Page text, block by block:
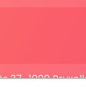
37 , 1000